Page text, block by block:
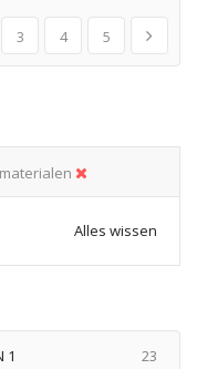
3 4 5
Alles wissen
1 23